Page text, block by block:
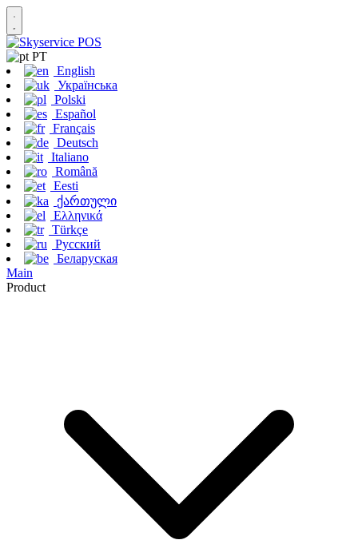
PT
English
Українська
Polski
Español
Français
Deutsch
Italiano
Română
Eesti
ქართული
Ελληνικά
Türkçe
Русский
Беларуская
Main
Product